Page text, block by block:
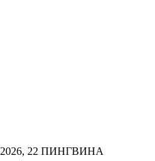
2026, 22 ПИНГВИНА